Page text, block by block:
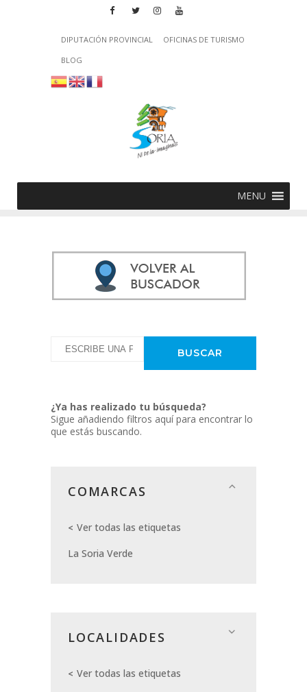
DIPUTACIÓN PROVINCIAL
OFICINAS DE TURISMO
BLOG
MENU
¿Ya has realizado tu búsqueda?
Sigue añadiendo filtros aquí para encontrar lo
que estás buscando.
COMARCAS
Ver todas las etiquetas
La Soria Verde
LOCALIDADES
Ver todas las etiquetas